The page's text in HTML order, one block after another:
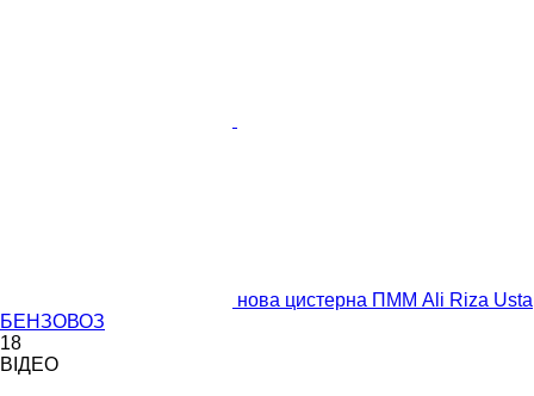
нова цистерна ПММ Ali Riza Usta
БЕНЗОВОЗ
18
ВІДЕО